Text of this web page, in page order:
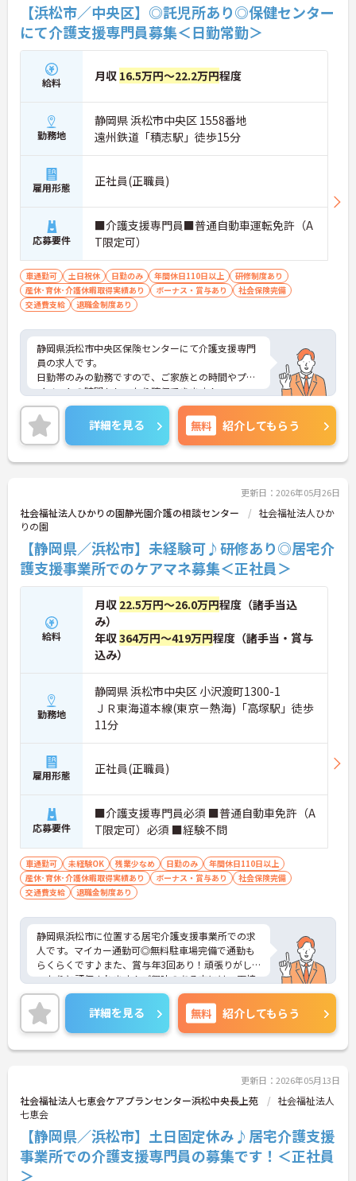
【浜松市／中央区】◎託児所あり◎保健センター
にて介護支援専門員募集＜日勤常勤＞
給料 月収 16.5万円～22.2万円程度
勤務地
静岡県 浜松市中央区 1558番地
遠州鉄道「積志駅」徒歩15分
雇用形態 正社員(正職員)
応募要件
■介護支援専門員■普通自動車運転免許（A
T限定可）
車通勤可 土日祝休 日勤のみ 年間休日110日以上
研修制度あり
産休･育休･介護休暇取得実績あり
ボーナス・賞与あり
社会保険完備
交通費支給
退職金制度あり
静岡県浜松市中央区保険センターにて介護支援専門
員の求人です。
日勤帯のみの勤務ですので、ご家族との時間やプラ
イベートの時間もしっかり確保できます！
土・日・祝休暇なので、前々からのお休みの計画も
立てられます！
ご興味をお持ちの方はお気軽にお問合せ下さい。
詳細を見る 無料 紹介してもらう
更新日：2026年05月26日
社会福祉法人ひかりの園静光園介護の相談センター
社会福祉法人ひか
りの園
【静岡県／浜松市】未経験可♪研修あり◎居宅介
護支援事業所でのケアマネ募集＜正社員＞
給料
月収 22.5万円～26.0万円程度（諸手当込
み）
年収364万円～419万円程度（諸手当・賞与
込み）
勤務地
静岡県 浜松市中央区 小沢渡町1300-1
ＪＲ東海道本線(東京－熱海)「高塚駅」徒歩
11分
雇用形態 正社員(正職員)
応募要件
■介護支援専門員必須 ■普通自動車免許（A
T限定可）必須 ■経験不問
車通勤可 未経験OK 残業少なめ 日勤のみ
年間休日110日以上
産休･育休･介護休暇取得実績あり
ボーナス・賞与あり
社会保険完備
交通費支給
退職金制度あり
静岡県浜松市に位置する居宅介護支援事業所での求
人です。マイカー通勤可◎無料駐車場完備で通勤も
らくらくです♪また、賞与年3回あり！頑張りがし
っかりと評価されます！ご興味のある方には、面接
対策ポイントなど、さらに詳細をご案内しますので
お気軽にご相談ください！
詳細を見る 無料 紹介してもらう
更新日：2026年05月13日
社会福祉法人七恵会ケアプランセンター浜松中央長上苑
社会福祉法人
七恵会
【静岡県／浜松市】土日固定休み♪居宅介護支援
事業所での介護支援専門員の募集です！＜正社員
＞